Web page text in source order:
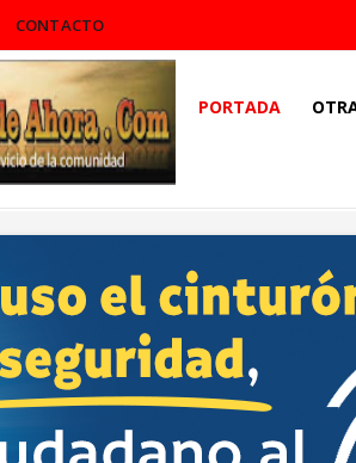
CONTACTO
PORTADA